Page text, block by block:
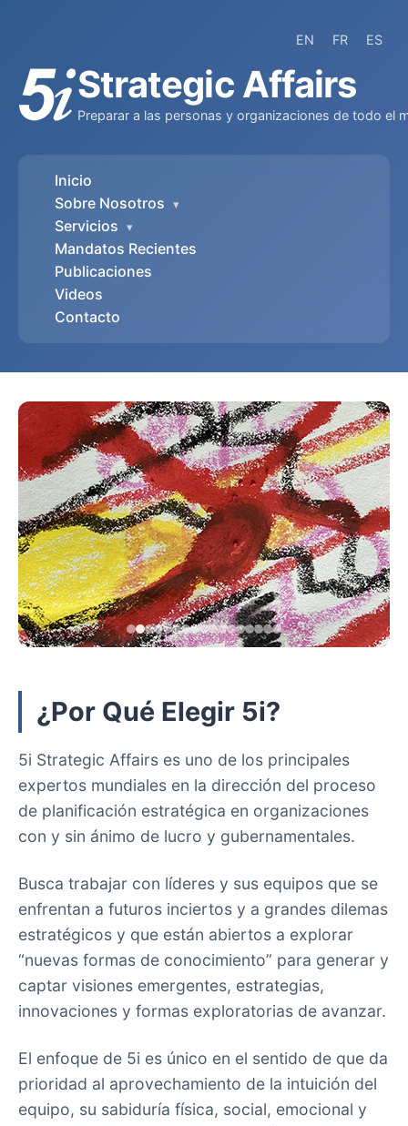
EN FR ES
Strategic Affairs
Preparar a las personas y organizaciones de todo el
Inicio
Sobre Nosotros
▾
Servicios ▾
Mandatos Recientes
Publicaciones
Videos
Contacto
¿Por Qué Elegir 5i?
5i Strategic Affairs es uno de los principales
expertos mundiales en la dirección del proceso
de planificación estratégica en organizaciones
con y sin ánimo de lucro y gubernamentales.
Busca trabajar con líderes y sus equipos que se
enfrentan a futuros inciertos y a grandes dilemas
estratégicos y que están abiertos a explorar
“nuevas formas de conocimiento” para generar y
captar visiones emergentes, estrategias,
innovaciones y formas exploratorias de avanzar.
El enfoque de 5i es único en el sentido de que da
prioridad al aprovechamiento de la intuición del
equipo, su sabiduría física, social, emocional y